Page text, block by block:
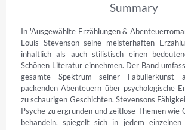
Summary
In 'Ausgewählte Erzählungen &
Louis Stevenson seine meisterhaften
inhaltlich als auch stilistisch einen
Schönen Literatur einnehmen. Der Band
gesamte Spektrum seiner Fabulierkunst
packenden Abenteuern über psychologische
zu schaurigen Geschichten. Stevensons
Psyche zu ergründen und zeitlose Themen wie
behandeln, spiegelt sich in jedem